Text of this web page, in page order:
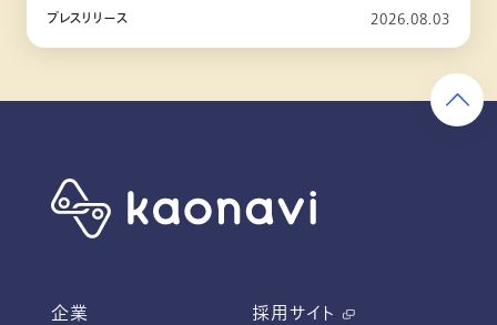
プレスリリース 2026.08.03
企業
採用サイト